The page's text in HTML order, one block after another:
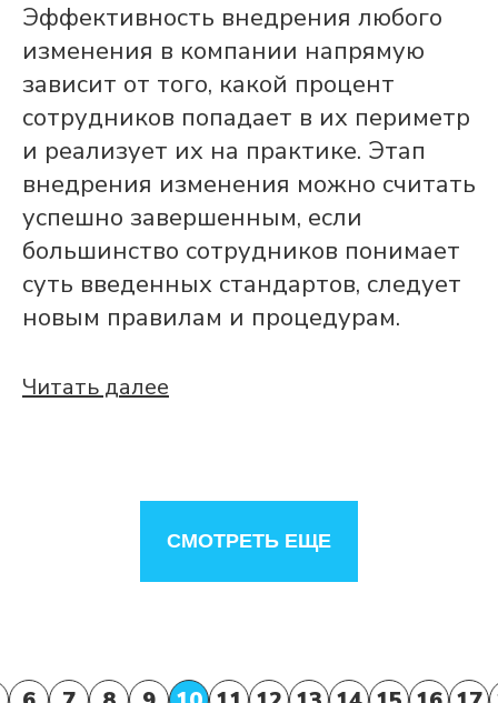
Эффективность внедрения любого
изменения в компании напрямую
зависит от того, какой процент
сотрудников попадает в их периметр
и реализует их на практике. Этап
внедрения изменения можно считать
успешно завершенным, если
большинство сотрудников понимает
суть введенных стандартов, следует
новым правилам и процедурам.
Читать далее
СМОТРЕТЬ ЕЩЕ